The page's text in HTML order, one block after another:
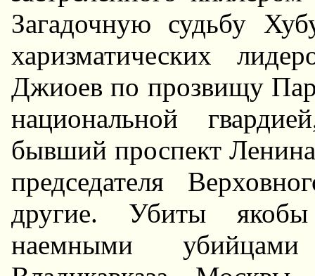
Загадочную судьбу
харизматических
Джиоев по прозвищу
национальной
бывший проспект
председателя
другие. Убиты
наемными